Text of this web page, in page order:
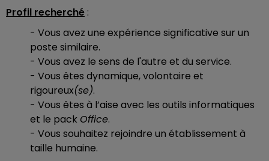
Profil recherché :
- Vous avez une expérience significative sur un
poste similaire.
- Vous avez le sens de l'autre et du service.
- Vous êtes dynamique, volontaire et
rigoureux(se).
- Vous êtes à l’aise avec les outils informatiques
et le pack Office.
- Vous souhaitez rejoindre un établissement à
taille humaine.